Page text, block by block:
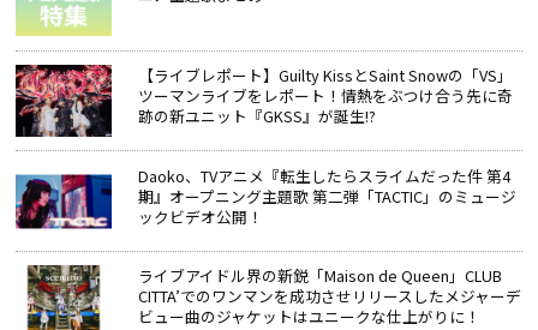
【ライブレポート】Guilty KissとSaint Snowの「VS」
ツーマンライブをレポート！情熱をぶつけ合う先に奇
跡の新ユニット『GKSS』が誕生!?
Daoko、TVアニメ『転生したらスライムだった件 第4
期』オープニング主題歌 第二弾「TACTIC」のミュージ
ックビデオ公開！
ライブアイドル界の新鋭「Maison de Queen」CLUB
CITTA’でのワンマンを成功させリリースしたメジャーデ
ビュー曲のジャケットはユニークな仕上がりに！